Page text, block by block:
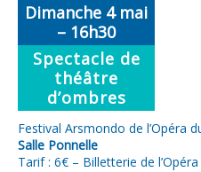
Dimanche 4 mai
– 16h30
Spectacle de
théâtre
d’ombres
Festival Arsmondo de l’Opéra
Salle Ponnelle
Tarif : 6€ – Billetterie de